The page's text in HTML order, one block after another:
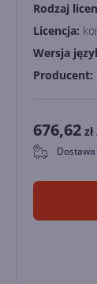
Rodzaj
Licencja:
Wersja
Producent:
676,62 zł
0 Dostawa